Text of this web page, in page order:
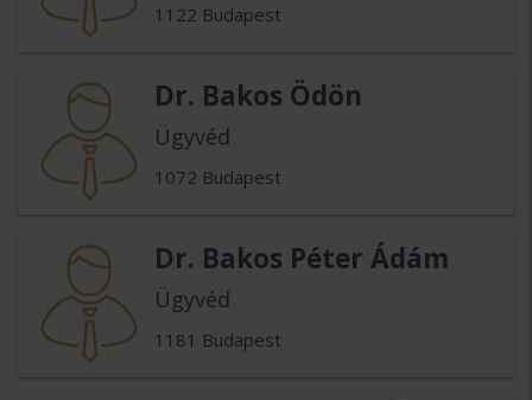
1122 Budapest
Dr. Bakos Ödön
Ügyvéd
1072 Budapest
Dr. Bakos Péter Ádám
Ügyvéd
1181 Budapest